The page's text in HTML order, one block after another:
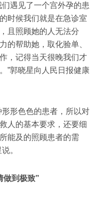
遇见了一个宫外孕的患
时候我们就是在急诊室
且照顾她的人无法分
的帮助她，取化验单、
，记得当天很晚我们才
”郭晓星向人民日报健康
形色色的患者，所以对
人的基本要求，还要细
能及的照顾患者的需
。
做到极致”